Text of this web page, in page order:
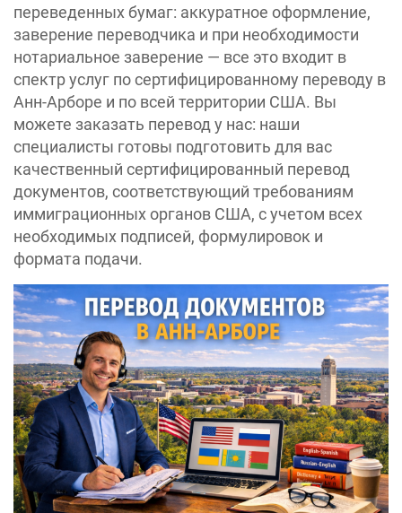
переведенных бумаг: аккуратное оформление,
заверение переводчика и при необходимости
нотариальное заверение — все это входит в
спектр услуг по сертифицированному переводу в
Анн-Арборе и по всей территории США. Вы
можете заказать перевод у нас: наши
специалисты готовы подготовить для вас
качественный сертифицированный перевод
документов, соответствующий требованиям
иммиграционных органов США, с учетом всех
необходимых подписей, формулировок и
формата подачи.